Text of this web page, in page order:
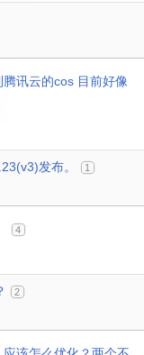
讯云的cos 目前好像
发布。 1
4
2